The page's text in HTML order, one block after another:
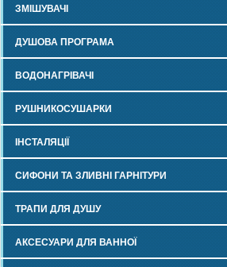
ЗМІШУВАЧІ
ДУШОВА ПРОГРАМА
ВОДОНАГРІВАЧІ
РУШНИКОСУШАРКИ
ІНСТАЛЯЦІЇ
СИФОНИ ТА ЗЛИВНІ ГАРНІТУРИ
ТРАПИ ДЛЯ ДУШУ
АКСЕСУАРИ ДЛЯ ВАННОЇ